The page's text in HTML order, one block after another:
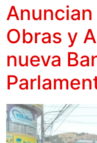
Obras y
nueva